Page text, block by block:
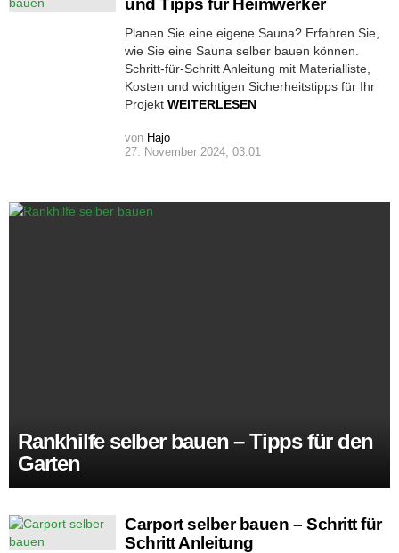
Planen Sie eine eigene Sauna? Erfahren Sie,
wie Sie eine Sauna selber bauen können.
Schritt-für-Schritt Anleitung mit Materialliste,
Kosten und wichtigen Sicherheitstipps für Ihr
Projekt WEITERLESEN
von Hajo
27. November 2024, 03:01
Rankhilfe selber bauen – Tipps für den
Garten
Carport selber bauen – Schritt für
Schritt Anleitung